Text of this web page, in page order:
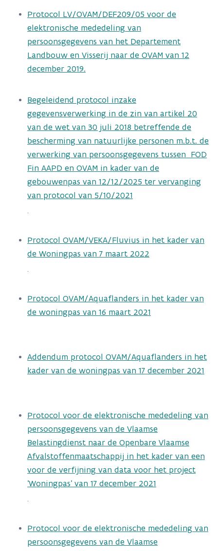
Protocol LV/OVAM/DEF209/05 voor de
elektronische mededeling van
persoonsgegevens van het Departement
Landbouw en Visserij naar de OVAM van 12
december 2019.
Begeleidend protocol inzake
gegevensverwerking in de zin van artikel 20
van de wet van 30 juli 2018 betreffende de
bescherming van natuurlijke personen m.b.t. de
verwerking van persoonsgegevens tussen FOD
Fin AAPD en OVAM in kader van de
gebouwenpas van 12/12/2025 ter vervanging
van protocol van 5/10/2021
.
Protocol OVAM/VEKA/Fluvius in het kader van
de Woningpas van 7 maart 2022
.
Protocol OVAM/Aquaflanders in het kader van
de woningpas van 16 maart 2021
Addendum protocol OVAM/Aquaflanders in het
kader van de woningpas van 17 december 2021
Protocol voor de elektronische mededeling van
persoonsgegevens van de Vlaamse
Belastingdienst naar de Openbare Vlaamse
Afvalstoffenmaatschappij in het kader van een
voor de verfijning van data voor het project
'Woningpas' van 17 december 2021
.
Protocol voor de elektronische mededeling van
persoonsgegevens van de Vlaamse